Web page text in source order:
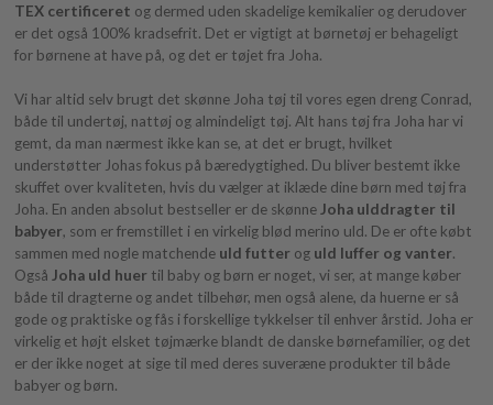
TEX certificeret og dermed uden skadelige kemikalier og derudover
er det også 100% kradsefrit. Det er vigtigt at børnetøj er behageligt
for børnene at have på, og det er tøjet fra Joha.
Vi har altid selv brugt det skønne Joha tøj til vores egen dreng Conrad,
både til undertøj, nattøj og almindeligt tøj. Alt hans tøj fra Joha har vi
gemt, da man nærmest ikke kan se, at det er brugt, hvilket
understøtter Johas fokus på bæredygtighed. Du bliver bestemt ikke
skuffet over kvaliteten, hvis du vælger at iklæde dine børn med tøj fra
Joha. En anden absolut bestseller er de skønneJoha ulddragter til
babyer, som er fremstillet i en virkelig blød merino uld. De er ofte købt
sammen med nogle matchende uld futterog uld luffer og vanter.
Også Joha uld huertil baby og børn er noget, vi ser, at mange køber
både til dragterne og andet tilbehør, men også alene, da huerne er så
gode og praktiske og fås i forskellige tykkelser til enhver årstid. Joha er
virkelig et højt elsket tøjmærke blandt de danske børnefamilier, og det
er der ikke noget at sige til med deres suveræne produkter til både
babyer og børn.